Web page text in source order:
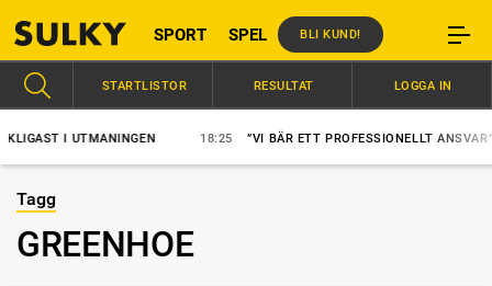
SPORT SPEL BLI KUND!
I UTMANINGEN 18:25 ”VI BÄR ETT PROFESSIONELLT ANSVAR”
STARTLISTOR RESULTAT LOGGA IN
Tagg
GREENHOE